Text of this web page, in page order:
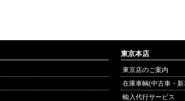
東京本店
東京店のご案内
在庫車輌(中古車・
輸入代行サービス